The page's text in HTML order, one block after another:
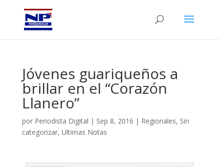
Jóvenes guariqueños a
brillar en el “Corazón
Llanero”
por Periodista Digital | Sep 8, 2016 | Regionales, Sin
categorizar, Ultimas Notas